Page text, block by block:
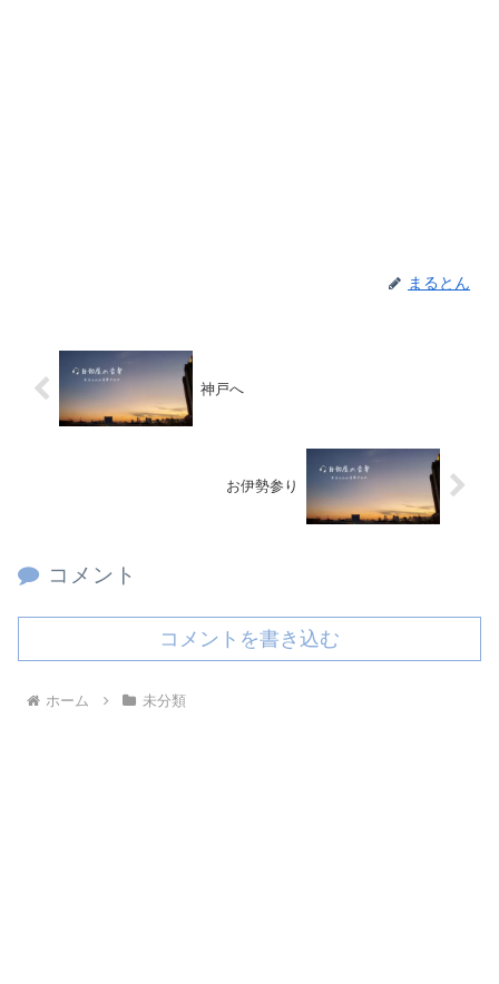
まるとん
神戸へ
お伊勢参り
コメント
コメントを書き込む
ホーム 未分類